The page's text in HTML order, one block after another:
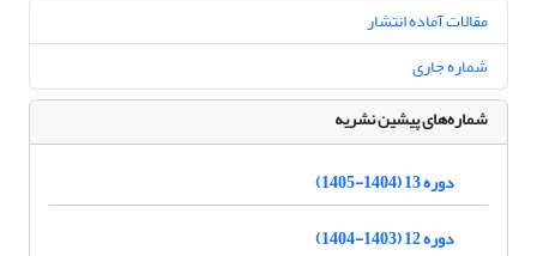
مقالات آماده انتشار
شماره جاری
شماره‌های پیشین نشریه
دوره 13 (1404-1405)
دوره 12 (1403-1404)